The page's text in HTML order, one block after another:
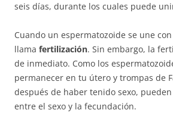
seis días, durante los cuales puede
Cuando un espermatozoide se une
llama fertilización. Sin embargo, la
de inmediato. Como los
permanecer en tu útero y trompas de
después de haber tenido sexo,
entre el sexo y la fecundación.